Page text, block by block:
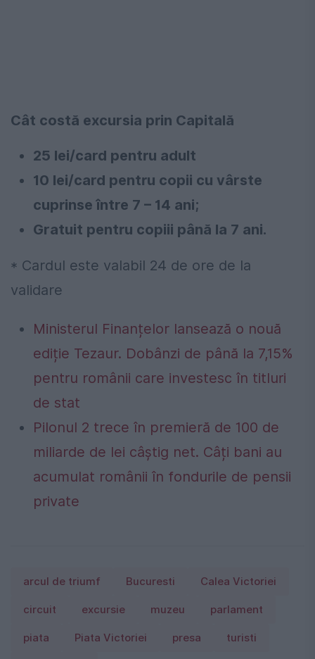
Cât costă excursia prin Capitală
25 lei/card pentru adult
10 lei/card pentru copii cu vârste
cuprinse între 7 – 14 ani;
Gratuit pentru copiii până la 7 ani.
* Cardul este valabil 24 de ore de la
validare
Ministerul Finanțelor lansează o nouă
ediție Tezaur. Dobânzi de până la 7,15%
pentru românii care investesc în titluri
de stat
Pilonul 2 trece în premieră de 100 de
miliarde de lei câștig net. Câți bani au
acumulat românii în fondurile de pensii
private
arcul de triumf Bucuresti Calea Victoriei
circuit excursie muzeu parlament
piata Piata Victoriei presa turisti